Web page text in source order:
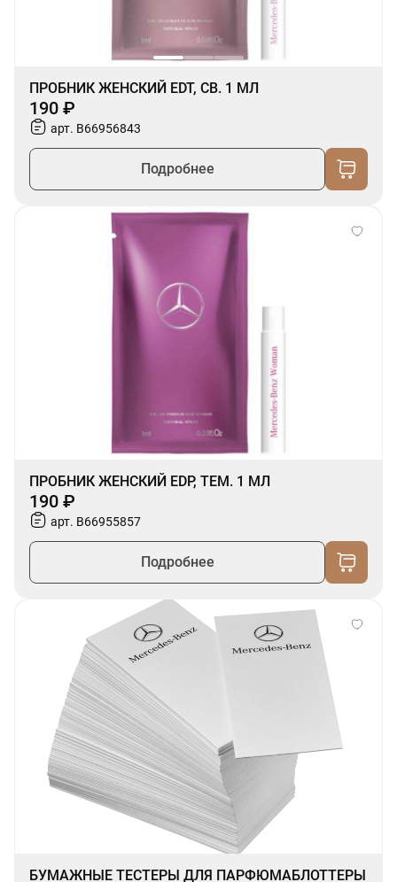
ПРОБНИК ЖЕНСКИЙ EDT, СВ. 1 МЛ
190 ₽
арт. B66956843
Подробнее
ПРОБНИК ЖЕНСКИЙ EDP, ТЕМ. 1 МЛ
190 ₽
арт. B66955857
Подробнее
БУМАЖНЫЕ ТЕСТЕРЫ ДЛЯ ПАРФЮМАБЛОТТЕРЫ